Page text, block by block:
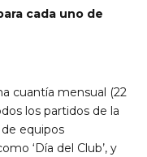
cada uno de
cuantía mensual (22
los partidos de la
equipos
‘Día del Club’, y